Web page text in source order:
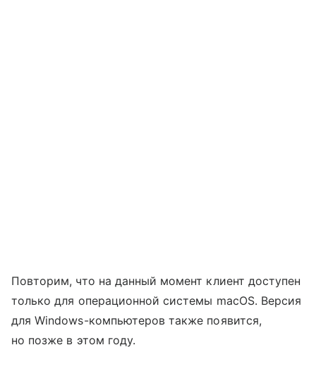
Повторим, что на данный момент клиент доступен
только для операционной системы macOS. Версия
для Windows-компьютеров также появится,
но позже в этом году.